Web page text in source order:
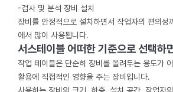
-검사 및 분석 장비 설치
장비를 안정적으로 설치하면서 작업자의 편의성
에서 많이 사용됩니다.
서스테이블 어떠한 기준으로 선택하
작업 테이블은 단순히 장비를 올려두는 용도가
활용에 직접적인 영향을 주는 장비입니다.